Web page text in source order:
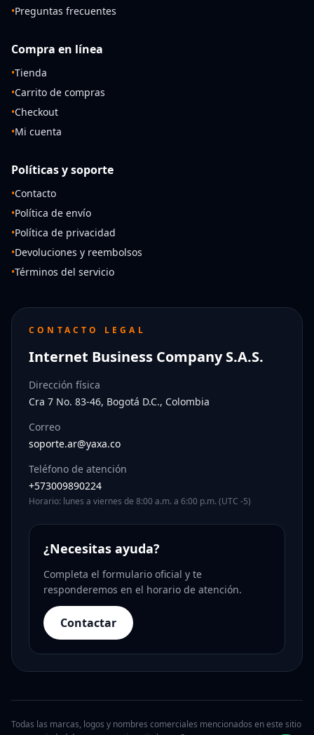
•Preguntas frecuentes
Compra en línea
•Tienda
•Carrito de compras
•Checkout
•Mi cuenta
Políticas y soporte
•Contacto
•Política de envío
•Política de privacidad
•Devoluciones y reembolsos
•Términos del servicio
CONTACTO LEGAL
Internet Business Company S.A.S.
Dirección física
Cra 7 No. 83-46, Bogotá D.C., Colombia
Correo
soporte.ar@yaxa.co
Teléfono de atención
+573009890224
Horario: lunes a viernes de 8:00 a.m. a 6:00 p.m. (UTC -5)
¿Necesitas ayuda?
Completa el formulario oficial y te
responderemos en el horario de atención.
Contactar
Todas las marcas, logos y nombres comerciales mencionados en este sitio